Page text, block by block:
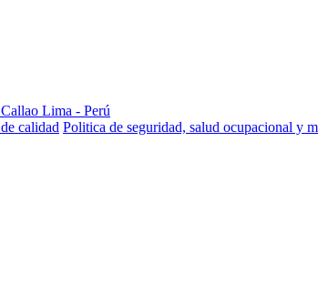
Lima - Perú
calidad Politica de seguridad, salud ocupacional y